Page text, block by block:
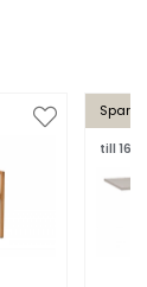
Spara
till 16/8